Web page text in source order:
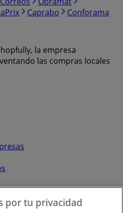
Caprabo Conforama
la empresa
las compras locales
por tu privacidad